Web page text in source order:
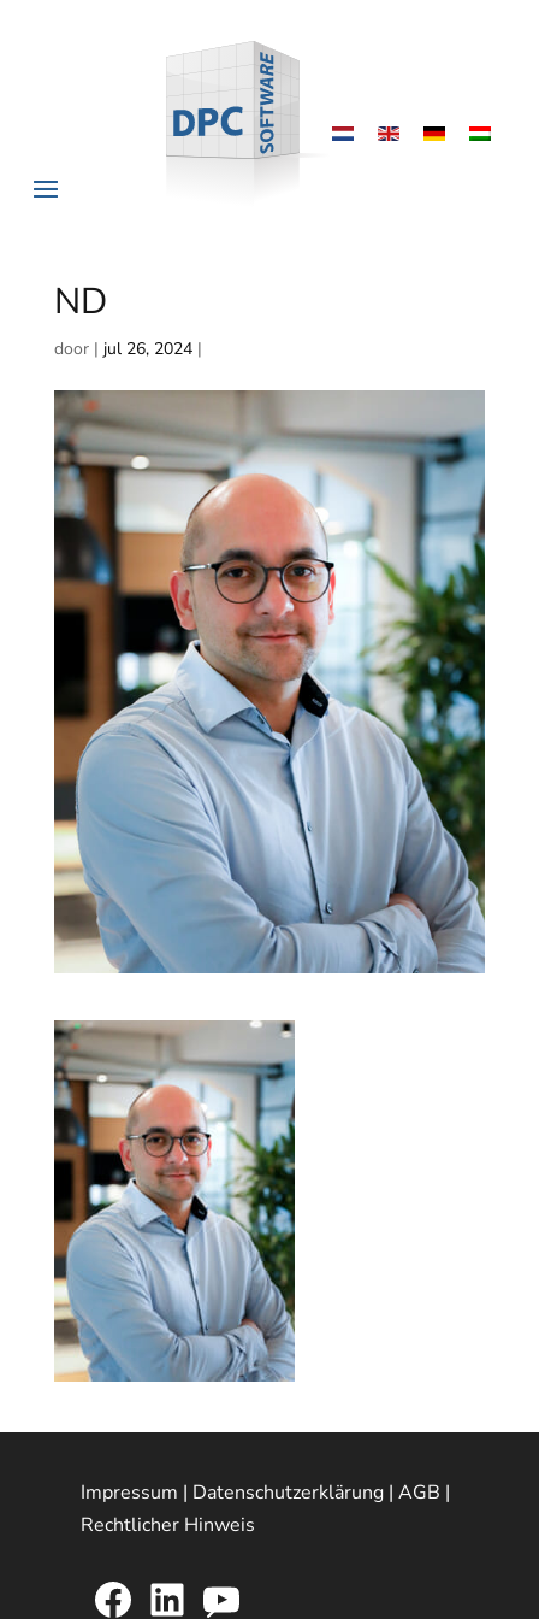
ND
door | jul 26, 2024|
Impressum | Datenschutzerklärung |AGB |
Rechtlicher Hinweis
Facebook
LinkedIn
YouTube